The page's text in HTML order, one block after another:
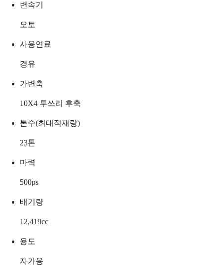
변속기
오토
사용연료
경유
가변축
10X4 투쓰리 후축
톤수(최대적재량)
23톤
마력
500ps
배기량
12,419cc
용도
자가용